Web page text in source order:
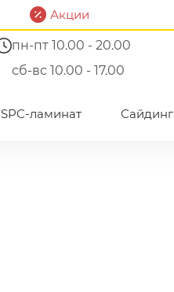
Акции
пн-пт 10.00 - 20.00
сб-вс 10.00 - 17.00
SPC-ламинат Сайдинг